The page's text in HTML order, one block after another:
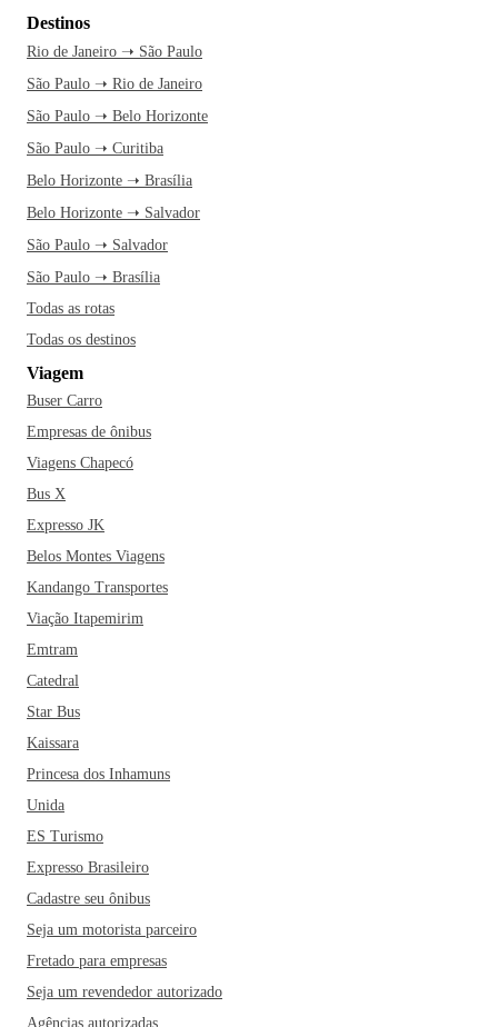
Destinos
Rio de Janeiro ➝ São Paulo
São Paulo ➝ Rio de Janeiro
São Paulo ➝ Belo Horizonte
São Paulo ➝ Curitiba
Belo Horizonte ➝ Brasília
Belo Horizonte ➝ Salvador
São Paulo ➝ Salvador
São Paulo ➝ Brasília
Todas as rotas
Todas os destinos
Viagem
Buser Carro
Empresas de ônibus
Viagens Chapecó
Bus X
Expresso JK
Belos Montes Viagens
Kandango Transportes
Viação Itapemirim
Emtram
Catedral
Star Bus
Kaissara
Princesa dos Inhamuns
Unida
ES Turismo
Expresso Brasileiro
Cadastre seu ônibus
Seja um motorista parceiro
Fretado para empresas
Seja um revendedor autorizado
Agências autorizadas